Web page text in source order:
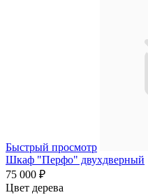
Быстрый просмотр
Шкаф "Перфо" двухдверный
75 000 ₽
Цвет дерева